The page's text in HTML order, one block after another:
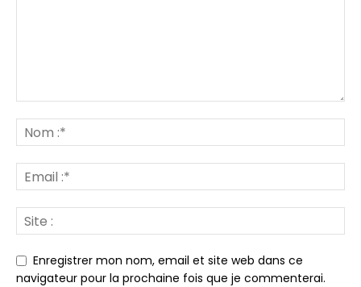
Enregistrer mon nom, email et site web dans ce
navigateur pour la prochaine fois que je commenterai.